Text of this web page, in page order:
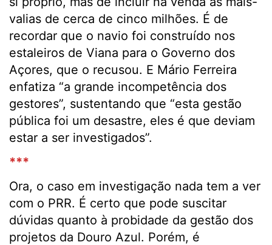
valias de cerca de cinco milhões. É de
recordar que o navio foi construído nos
estaleiros de Viana para o Governo dos
Açores, que o recusou. E Mário Ferreira
enfatiza “a grande incompetência dos
gestores”, sustentando que “esta gestão
pública foi um desastre, eles é que deviam
estar a ser investigados”.
***
Ora, o caso em investigação nada tem a ver
com o PRR. É certo que pode suscitar
dúvidas quanto à probidade da gestão dos
projetos da Douro Azul. Porém, é